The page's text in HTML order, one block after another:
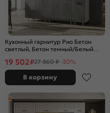
Кухонный гарнитур Рио Бетон
светлый, Бетон темный/Белый
19 502₽27 860 ₽ -30%
В корзину